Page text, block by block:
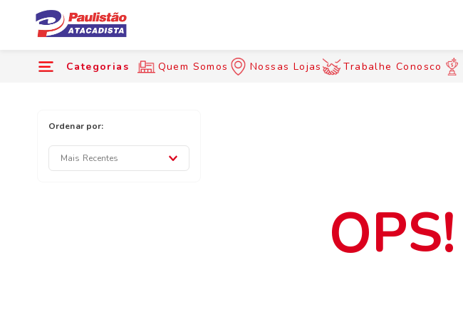
Categorias Quem Somos Nossas Lojas Trabalhe Conosco
Mais Recentes